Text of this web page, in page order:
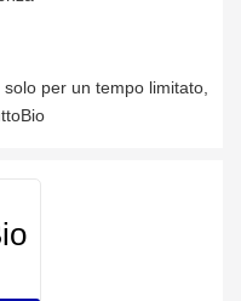
per un tempo limitato,